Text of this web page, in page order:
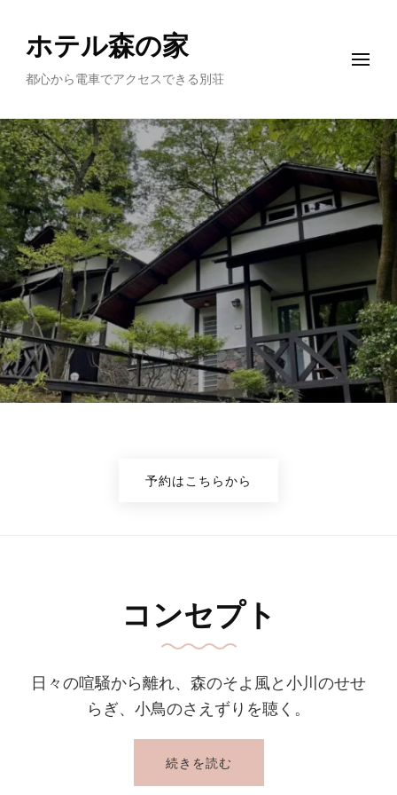
ホテル森の家
都心から電車でアクセスできる別荘
予約はこちらから
コンセプト
日々の喧騒から離れ、森のそよ風と小川のせせ
らぎ、小鳥のさえずりを聴く。
続きを読む